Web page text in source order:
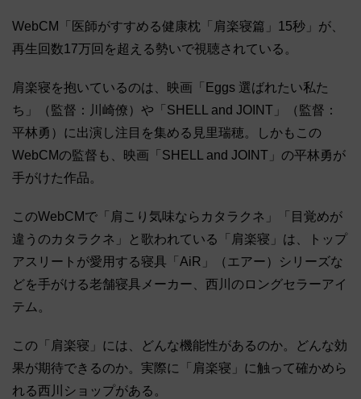
WebCM「医師がすすめる健康枕「肩楽寝篇」15秒」が、
再生回数17万回を超える勢いで視聴されている。
肩楽寝を抱いているのは、映画「Eggs 選ばれたい私た
ち」（監督：川崎僚）や「SHELL and JOINT」（監督：
平林勇）に出演し注目を集める見里瑞穂。しかもこの
WebCMの監督も、映画「SHELL and JOINT」の平林勇が
手がけた作品。
このWebCMで「肩こり気味ならカタラクネ」「目覚めが
違うのカタラクネ」と歌われている「肩楽寝」は、トップ
アスリートが愛用する寝具「AiR」（エアー）シリーズな
どを手がける老舗寝具メーカー、西川のロングセラーアイ
テム。
この「肩楽寝」には、どんな機能性があるのか。どんな効
果が期待できるのか。実際に「肩楽寝」に触って確かめら
れる西川ショップがある。